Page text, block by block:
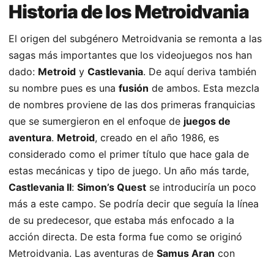
Historia de los Metroidvania
El origen del subgénero Metroidvania se remonta a las
sagas más importantes que los videojuegos nos han
dado: Metroid y Castlevania. De aquí deriva también
su nombre pues es una fusión de ambos. Esta mezcla
de nombres proviene de las dos primeras franquicias
que se sumergieron en el enfoque de juegos de
aventura. Metroid, creado en el año 1986, es
considerado como el primer título que hace gala de
estas mecánicas y tipo de juego. Un año más tarde,
Castlevania II: Simon’s Quest se introduciría un poco
más a este campo. Se podría decir que seguía la línea
de su predecesor, que estaba más enfocado a la
acción directa. De esta forma fue como se originó
Metroidvania. Las aventuras de Samus Aran con